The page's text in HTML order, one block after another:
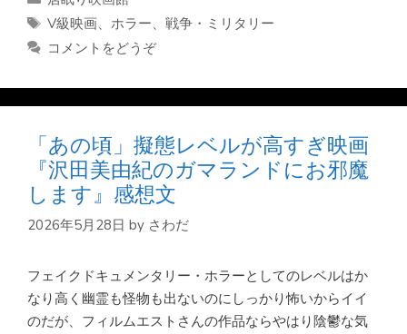
テ
リ
タ
グ
V級映画、 ホラー、 戦争・ミリタリー
コメントをどうぞ
「あの頃」擬態レベルが高すぎ映画
『沢田美由紀のガマランドにお邪魔
します』感想文
2026年5月28日 by さわだ
フェイクドキュメンタリー・ホラーとしてのレベルはか
なり高く幽霊も怪物も出ないのにしっかり怖いからイイ
のだが、フィルムエストさんの作品ならやはり陰鬱な気